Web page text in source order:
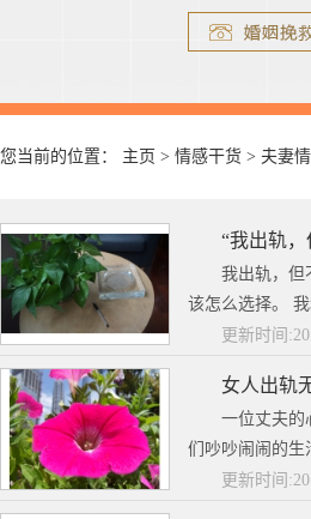
您当前的位置： 主页 > 情感干货 > 夫妻
“我出轨
我出轨，但
该怎么选择。
更新时间
女人出轨
一位丈夫的
们吵吵闹闹的生
更新时间